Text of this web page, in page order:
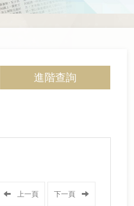
進階查詢
上一頁 下一頁